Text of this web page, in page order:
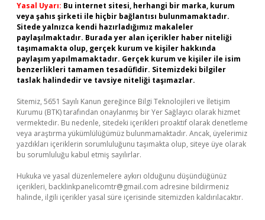
Yasal Uyarı: Bu internet sitesi, herhangi bir marka, kurum
veya şahıs şirketi ile hiçbir bağlantısı bulunmamaktadır.
Sitede yalnızca kendi hazırladığımız makaleler
paylaşılmaktadır. Burada yer alan içerikler haber niteliği
taşımamakta olup, gerçek kurum ve kişiler hakkında
paylaşım yapılmamaktadır. Gerçek kurum ve kişiler ile isim
benzerlikleri tamamen tesadüfidir. Sitemizdeki bilgiler
taslak halindedir ve tavsiye niteliği taşımazlar.
Sitemiz, 5651 Sayılı Kanun gereğince Bilgi Teknolojileri ve İletişim
Kurumu (BTK) tarafından onaylanmış bir Yer Sağlayıcı olarak hizmet
vermektedir. Bu nedenle, sitedeki içerikleri proaktif olarak denetleme
veya araştırma yükümlülüğümüz bulunmamaktadır. Ancak, üyelerimiz
yazdıkları içeriklerin sorumluluğunu taşımakta olup, siteye üye olarak
bu sorumluluğu kabul etmiş sayılırlar.
Hukuka ve yasal düzenlemelere aykırı olduğunu düşündüğünüz
içerikleri, backlinkpanelicomtr@gmail.com adresine bildirmeniz
halinde, ilgili içerikler yasal süre içerisinde sitemizden kaldırılacaktır.